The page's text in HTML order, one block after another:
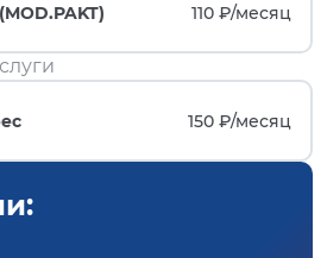
110 ₽/месяц
150 ₽/месяц